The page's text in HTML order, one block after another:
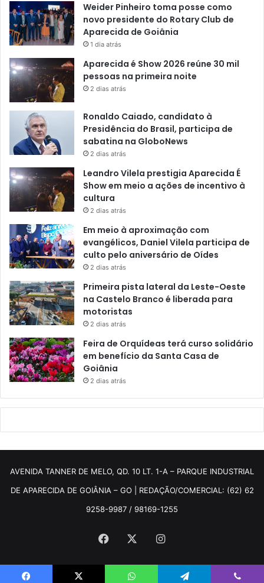
Weider Pinheiro toma posse como
novo presidente do Rotary Club de
Aparecida de Goiânia
1 dia atrás
Aparecida é Show 2026 reúne 30 mil
pessoas na primeira noite
2 dias atrás
Ronaldo Caiado, candidato à
Presidência do Brasil, participa de
sabatina na GloboNews
2 dias atrás
Leandro Vilela prestigia Aparecida É
Show em meio a ações de incentivo à
cultura
2 dias atrás
Em meio à aproximação com
evangélicos, Daniel Vilela participa de
culto pelo aniversário de Oídes
2 dias atrás
Primeira pista lateral da Leste-Oeste
na Castelo Branco é liberada para
motoristas
2 dias atrás
Feira de Orquídeas terá curso solidário
em benefício da Santa Casa de
Goiânia
2 dias atrás
AVENIDA TANNER DE MELO, QD. 10 LT. 1-A – PARQUE INDUSTRIAL
DE APARECIDA DE GOIÂNIA – GO | REDAÇÃO/COMERCIAL: (62) 62
9258-9987 / 98169-1255
Facebook Instagram